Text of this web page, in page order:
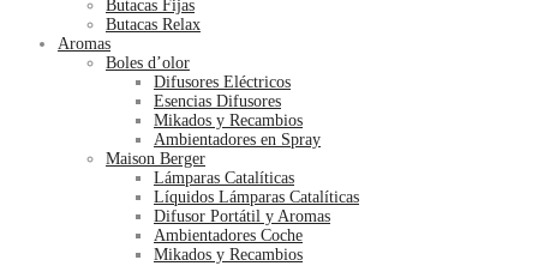
Butacas Fijas
Butacas Relax
Aromas
Boles d’olor
Difusores Eléctricos
Esencias Difusores
Mikados y Recambios
Ambientadores en Spray
Maison Berger
Lámparas Catalíticas
Líquidos Lámparas Catalíticas
Difusor Portátil y Aromas
Ambientadores Coche
Mikados y Recambios